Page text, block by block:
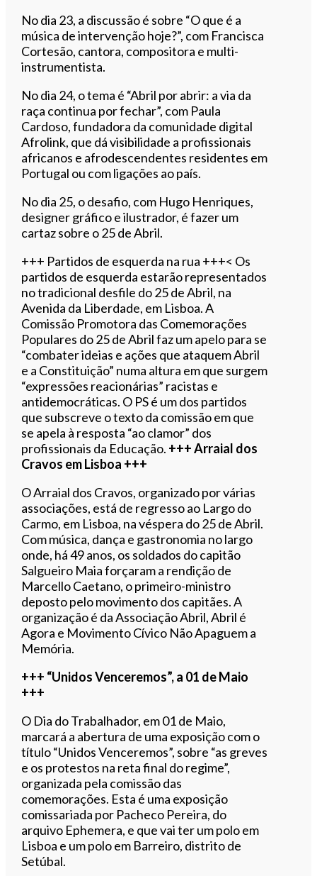
No dia 23, a discussão é sobre “O que é a
música de intervenção hoje?”, com Francisca
Cortesão, cantora, compositora e multi-
instrumentista.
No dia 24, o tema é “Abril por abrir: a via da
raça continua por fechar”, com Paula
Cardoso, fundadora da comunidade digital
Afrolink, que dá visibilidade a profissionais
africanos e afrodescendentes residentes em
Portugal ou com ligações ao país.
No dia 25, o desafio, com Hugo Henriques,
designer gráfico e ilustrador, é fazer um
cartaz sobre o 25 de Abril.
+++ Partidos de esquerda na rua +++< Os
partidos de esquerda estarão representados
no tradicional desfile do 25 de Abril, na
Avenida da Liberdade, em Lisboa. A
Comissão Promotora das Comemorações
Populares do 25 de Abril faz um apelo para se
“combater ideias e ações que ataquem Abril
e a Constituição” numa altura em que surgem
“expressões reacionárias” racistas e
antidemocráticas. O PS é um dos partidos
que subscreve o texto da comissão em que
se apela à resposta “ao clamor” dos
profissionais da Educação. +++ Arraial dos
Cravos em Lisboa +++
O Arraial dos Cravos, organizado por várias
associações, está de regresso ao Largo do
Carmo, em Lisboa, na véspera do 25 de Abril.
Com música, dança e gastronomia no largo
onde, há 49 anos, os soldados do capitão
Salgueiro Maia forçaram a rendição de
Marcello Caetano, o primeiro-ministro
deposto pelo movimento dos capitães. A
organização é da Associação Abril, Abril é
Agora e Movimento Cívico Não Apaguem a
Memória.
+++ “Unidos Venceremos”, a 01 de Maio
+++
O Dia do Trabalhador, em 01 de Maio,
marcará a abertura de uma exposição com o
título “Unidos Venceremos”, sobre “as greves
e os protestos na reta final do regime”,
organizada pela comissão das
comemorações. Esta é uma exposição
comissariada por Pacheco Pereira, do
arquivo Ephemera, e que vai ter um polo em
Lisboa e um polo em Barreiro, distrito de
Setúbal.